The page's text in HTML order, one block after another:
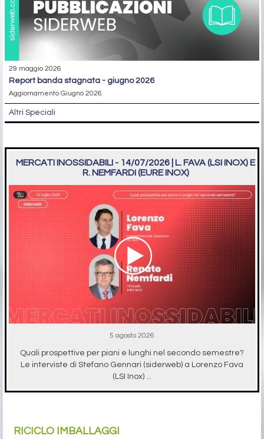
29 maggio 2026
report banda stagnata - giugno 2026
Aggiornamento Giugno 2026
Altri Speciali
MERCATI INOSSIDABILI - 14/07/2026 | L. FAVA (LSI INOX) E
R. NEMFARDI (EURE INOX)
5 agosto 2026
Quali prospettive per piani e lunghi nel secondo semestre?
Le interviste di Stefano Gennari (siderweb) a Lorenzo Fava
(LSI Inox) ...
RICICLO IMBALLAGGI